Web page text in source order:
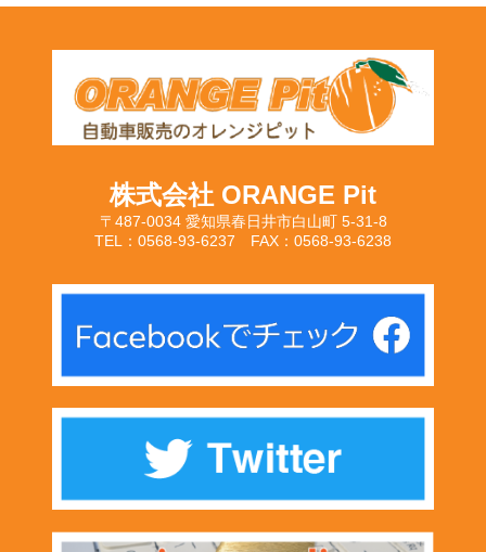
株式会社 ORANGE Pit
〒487-0034 愛知県春日井市白山町 5-31-8
TEL：0568-93-6237 FAX：0568-93-6238